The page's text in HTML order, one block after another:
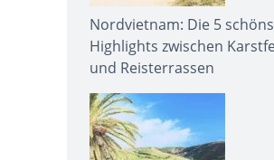
Nordvietnam: Die 5
Highlights zwischen
und Reisterrassen